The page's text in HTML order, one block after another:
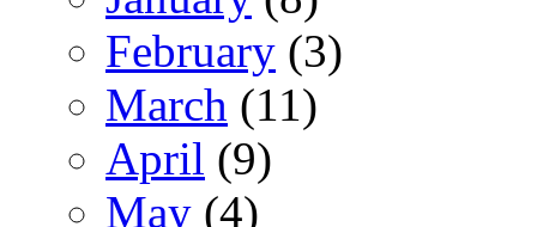
February (3)
March (11)
April (9)
May (4)